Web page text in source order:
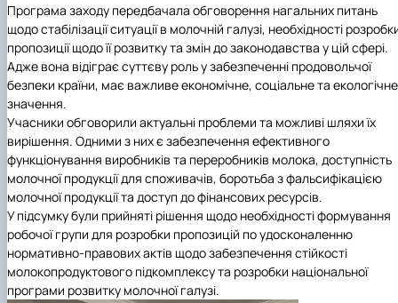
Програма заходу передбачала обговорення нагальних питань
щодо стабілізації ситуації в молочній галузі, необхідності
пропозиції щодо її розвитку та змін до законодавства у цій сфері.
Адже вона відіграє суттєву роль у забезпеченні продовольчої
безпеки країни, має важливе економічне, соціальне та екологічне
значення.
Учасники обговорили актуальні проблеми та можливі шляхи їх
вирішення. Одними з них є забезпечення ефективного
функціонування виробників та переробників молока, доступність
молочної продукції для споживачів, боротьба з фальсифікацією
молочної продукції та доступ до фінансових ресурсів.
У підсумку були прийняті рішення щодо необхідності формування
робочої групи для розробки пропозицій по удосконаленню
нормативно-правових актів щодо забезпечення стійкості
молокопродуктового підкомплексу та розробки національної
програми розвитку молочної галузі.